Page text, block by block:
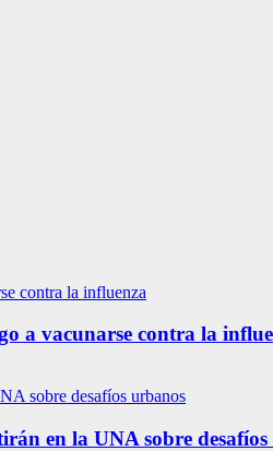
a vacunarse contra la
en la UNA sobre